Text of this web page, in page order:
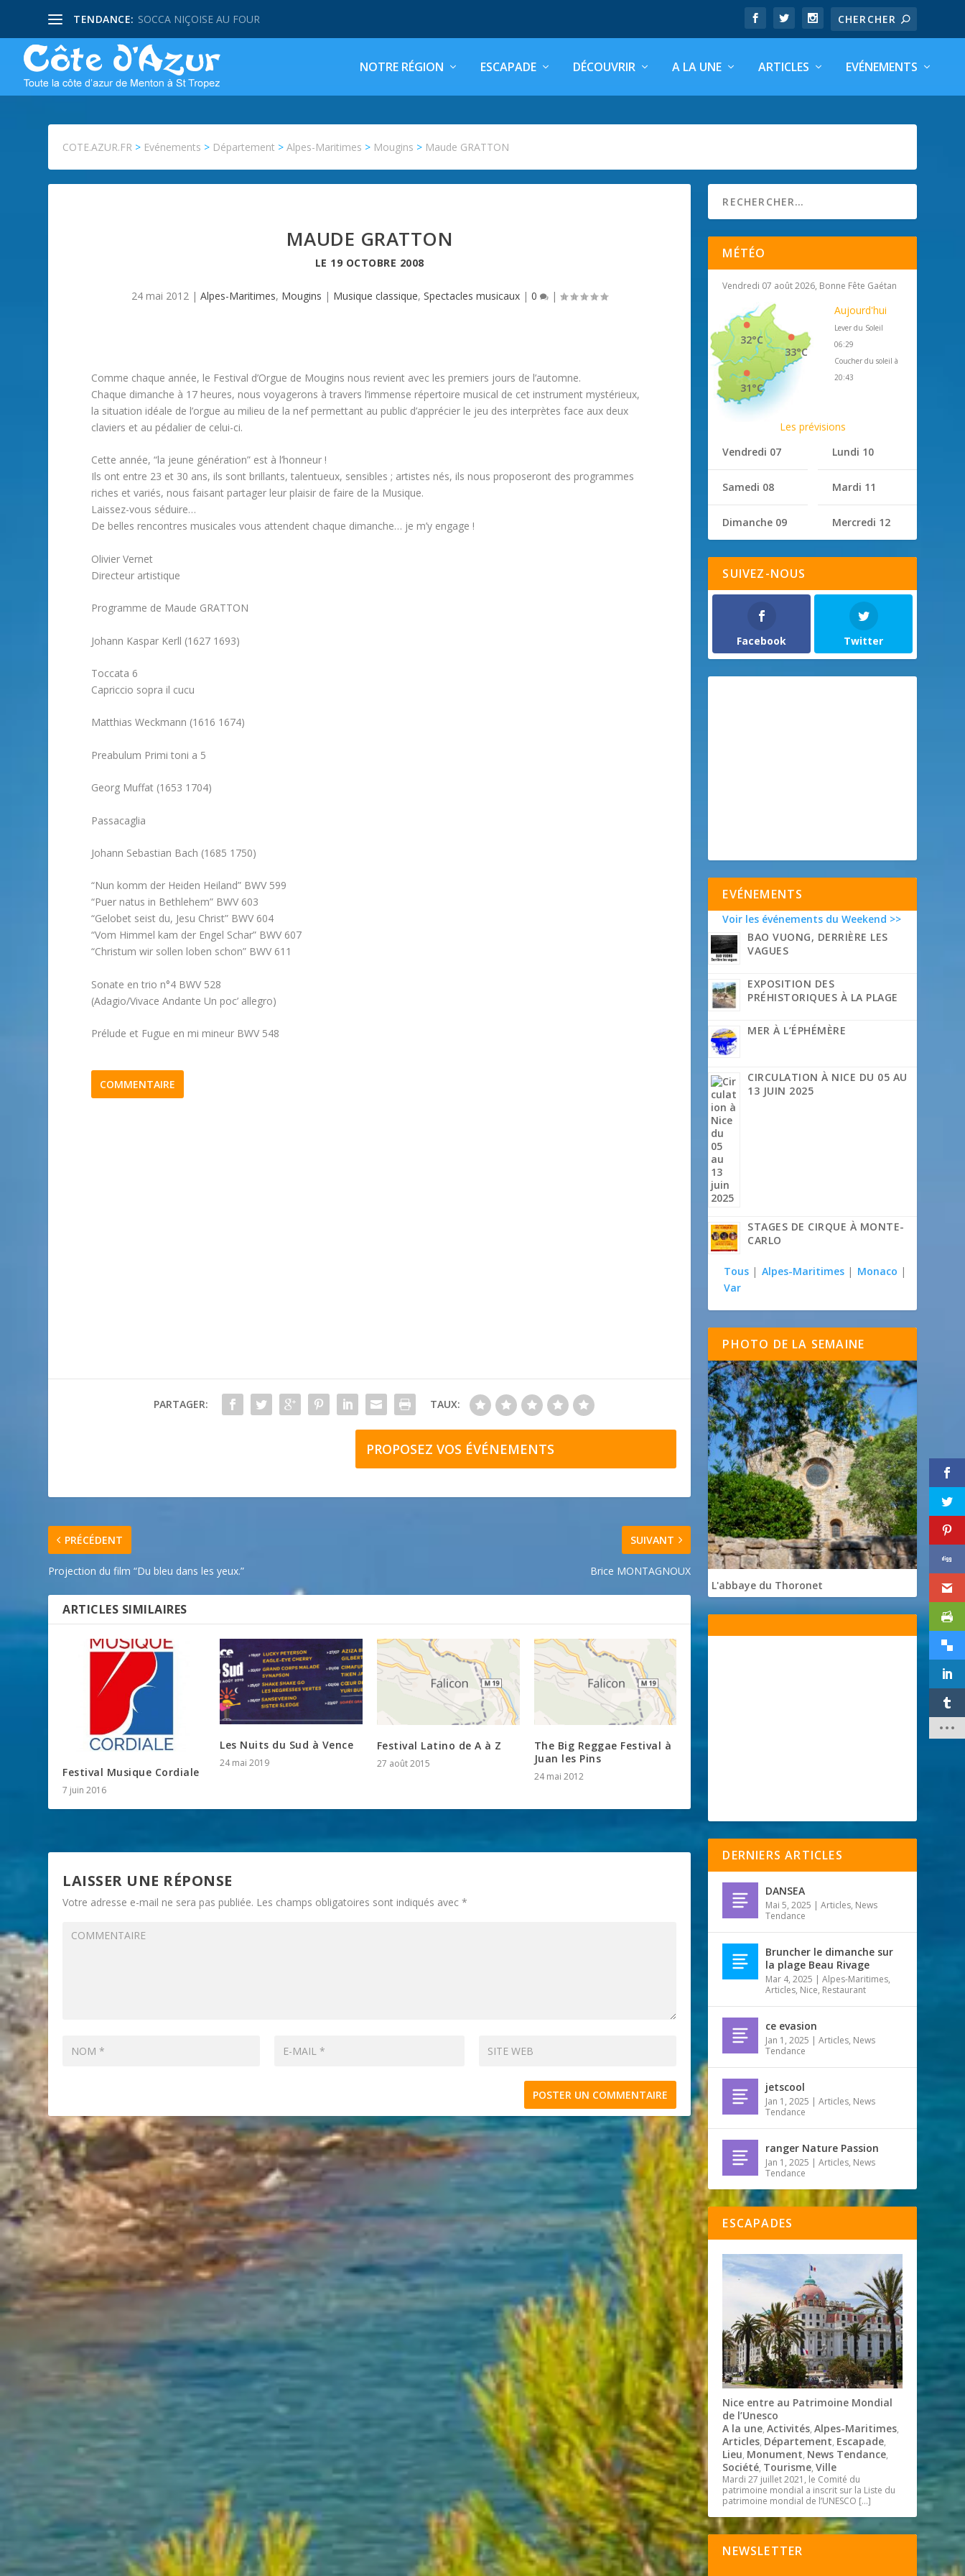
TENDANCE: SOCCA NIÇOISE AU FOUR
NOTRE RÉGION ESCAPADE DÉCOUVRIR A LA UNE ARTICLES EVÉNEMENTS
COTE.AZUR.FR > Evénements > Département >Alpes-Maritimes > Mougins > Maude GRATTON
MAUDE GRATTON
LE 19 OCTOBRE 2008
24 mai 2012 |Alpes-Maritimes, Mougins | Musique classique,Spectacles musicaux |0 |
Comme chaque année, le Festival d’Orgue de Mougins nous revient avec les premiers jours de l’automne.
Chaque dimanche à 17 heures, nous voyagerons à travers l’immense répertoire musical de cet instrument mystérieux,
la situation idéale de l’orgue au milieu de la nef permettant au public d’apprécier le jeu des interprètes face aux deux
claviers et au pédalier de celui-ci.
Cette année, “la jeune génération” est à l’honneur !
Ils ont entre 23 et 30 ans, ils sont brillants, talentueux, sensibles ; artistes nés, ils nous proposeront des programmes
riches et variés, nous faisant partager leur plaisir de faire de la Musique.
Laissez-vous séduire…
De belles rencontres musicales vous attendent chaque dimanche… je m’y engage !
Olivier Vernet
Directeur artistique
Programme de Maude GRATTON
Johann Kaspar Kerll (1627 1693)
Toccata 6
Capriccio sopra il cucu
Matthias Weckmann (1616 1674)
Preabulum Primi toni a 5
Georg Muffat (1653 1704)
Passacaglia
Johann Sebastian Bach (1685 1750)
“Nun komm der Heiden Heiland” BWV 599
“Puer natus in Bethlehem” BWV 603
“Gelobet seist du, Jesu Christ” BWV 604
“Vom Himmel kam der Engel Schar” BWV 607
“Christum wir sollen loben schon” BWV 611
Sonate en trio n°4 BWV 528
(Adagio/Vivace Andante Un poc’ allegro)
Prélude et Fugue en mi mineur BWV 548
COMMENTAIRE
PARTAGER: TAUX:
PROPOSEZ VOS ÉVÉNEMENTS
PRÉCÉDENT
Projection du film “Du bleu dans les yeux.”
SUIVANT
Brice MONTAGNOUX
ARTICLES SIMILAIRES
Festival Musique Cordiale
7 juin 2016
Les Nuits du Sud à Vence
24 mai 2019
Festival Latino de A à Z
27 août 2015
The Big Reggae Festival à
Juan les Pins
24 mai 2012
LAISSER UNE RÉPONSE
Votre adresse e-mail ne sera pas publiée. Les champs obligatoires sont indiqués avec*
MÉTÉO
Vendredi 07 août 2026, Bonne Fête Gaétan
33°C
32°C
31°C
Aujourd'hui
Lever du Soleil
06:29
Coucher du soleil à
20:43
Les prévisions
Vendredi 07
Samedi 08
Dimanche 09
Lundi 10
Mardi 11
Mercredi 12
SUIVEZ-NOUS
Facebook Twitter
EVÉNEMENTS
Voir les événements du Weekend >>
BAO VUONG, DERRIÈRE LES
VAGUES
EXPOSITION DES
PRÉHISTORIQUES À LA PLAGE
MER À L’ÉPHÉMÈRE
CIRCULATION À NICE DU 05 AU
13 JUIN 2025
STAGES DE CIRQUE À MONTE-
CARLO
Tous | Alpes-Maritimes | Monaco |
Var
PHOTO DE LA SEMAINE
L'abbaye du Thoronet
DERNIERS ARTICLES
DANSEA
Mai 5, 2025 |Articles, News
Tendance
Bruncher le dimanche sur
la plage Beau Rivage
Mar 4, 2025 |Alpes-Maritimes,
Articles, Nice, Restaurant
ce evasion
Jan 1, 2025 |Articles, News
Tendance
jetscool
Jan 1, 2025 |Articles, News
Tendance
ranger Nature Passion
Jan 1, 2025 |Articles, News
Tendance
ESCAPADES
Nice entre au Patrimoine Mondial
de l’Unesco
A la une,Activités,Alpes-Maritimes,
Articles, Département, Escapade,
Lieu, Monument, News Tendance,
Société, Tourisme,Ville
Mardi 27 juillet 2021, le Comité du
patrimoine mondial a inscrit sur la Liste du
patrimoine mondial de l’UNESCO […]
NEWSLETTER